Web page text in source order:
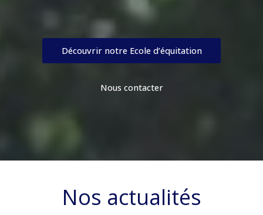
Découvrir notre Ecole d’équitation
Nous contacter
Nos actualités